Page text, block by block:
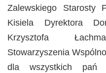
Zalewskiego Starosty
Kisiela Dyrektora
Krzysztofa
Stowarzyszenia
dla wszystkich pań